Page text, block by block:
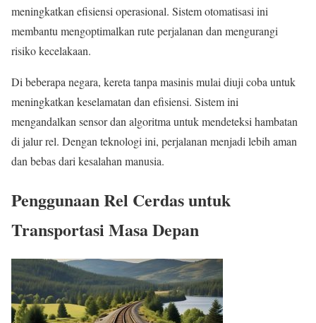
meningkatkan efisiensi operasional. Sistem otomatisasi ini
membantu mengoptimalkan rute perjalanan dan mengurangi
risiko kecelakaan.
Di beberapa negara, kereta tanpa masinis mulai diuji coba untuk
meningkatkan keselamatan dan efisiensi. Sistem ini
mengandalkan sensor dan algoritma untuk mendeteksi hambatan
di jalur rel. Dengan teknologi ini, perjalanan menjadi lebih aman
dan bebas dari kesalahan manusia.
Penggunaan Rel Cerdas untuk
Transportasi Masa Depan